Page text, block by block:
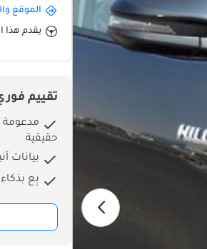
الموقع
يقدم هذا
تقييم
مدعومة
حقيقية
بيانات
بِع